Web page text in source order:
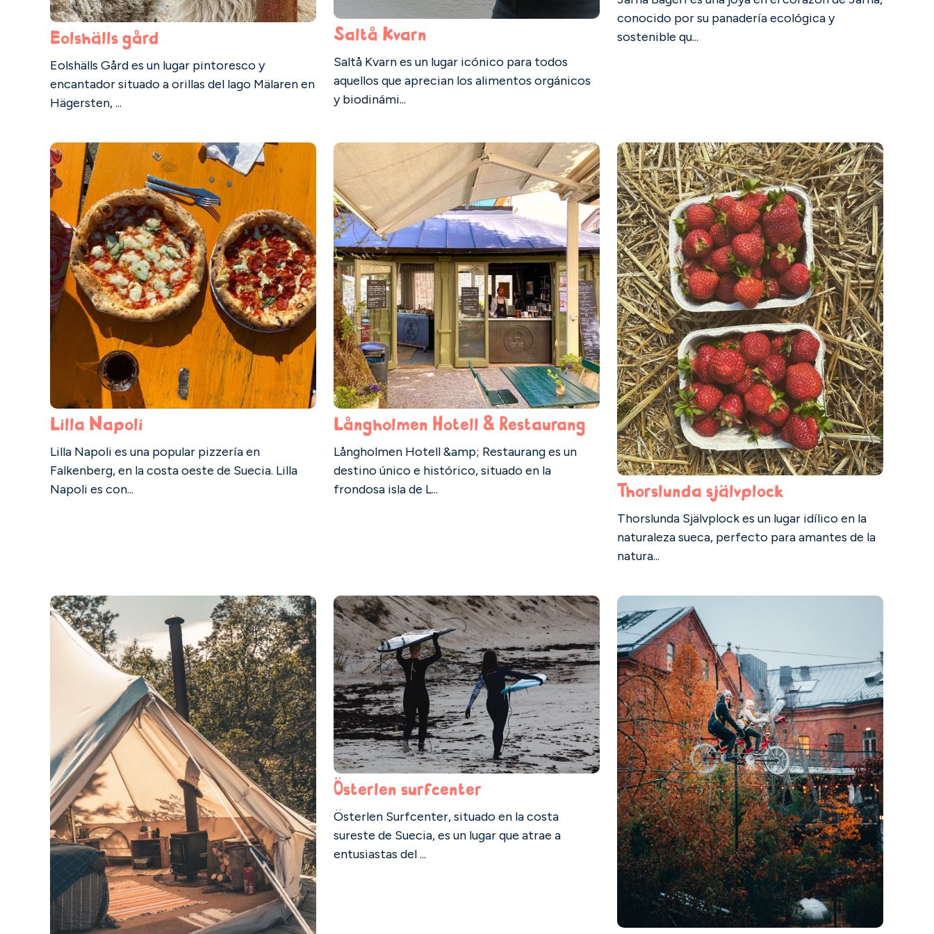
Eolshälls gård
Eolshälls Gård es un lugar pintoresco y
encantador situado a orillas del lago Mälaren en
Hägersten, ...
Saltå Kvarn
Saltå Kvarn es un lugar icónico para todos
aquellos que aprecian los alimentos orgánicos
y biodinámi...
conocido por su panadería ecológica y
sostenible qu...
Lilla Napoli
Lilla Napoli es una popular pizzería en
Falkenberg, en la costa oeste de Suecia. Lilla
Napoli es con...
Långholmen Hotell & Restaurang
Långholmen Hotell &amp; Restaurang es un
destino único e histórico, situado en la
frondosa isla de L...
Thorslunda självplock
Thorslunda Självplock es un lugar idílico en la
naturaleza sueca, perfecto para amantes de la
natura...
Österlen surfcenter
Österlen Surfcenter, situado en la costa
sureste de Suecia, es un lugar que atrae a
entusiastas del ...